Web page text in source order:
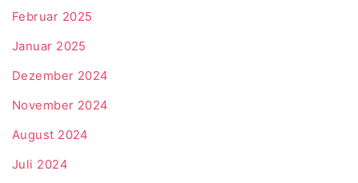
Februar 2025
Januar 2025
Dezember 2024
November 2024
August 2024
Juli 2024